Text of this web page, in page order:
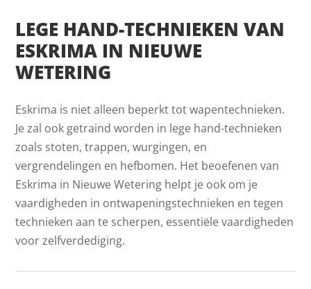
LEGE HAND-TECHNIEKEN VAN
ESKRIMA IN NIEUWE
WETERING
Eskrima is niet alleen beperkt tot wapentechnieken.
Je zal ook getraind worden in lege hand-technieken
zoals stoten, trappen, wurgingen, en
vergrendelingen en hefbomen. Het beoefenen van
Eskrima in Nieuwe Wetering helpt je ook om je
vaardigheden in ontwapeningstechnieken en tegen
technieken aan te scherpen, essentiële vaardigheden
voor zelfverdediging.